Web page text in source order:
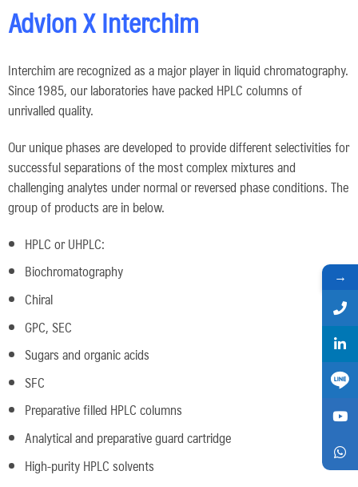
Advion X Interchim
Interchim are recognized as a major player in liquid chromatography.
Since 1985, our laboratories have packed HPLC columns of
unrivalled quality.
Our unique phases are developed to provide different selectivities for
successful separations of the most complex mixtures and
challenging analytes under normal or reversed phase conditions. The
group of products are in below.
HPLC or UHPLC:
Biochromatography
Chiral
GPC, SEC
Sugars and organic acids
SFC
Preparative filled HPLC columns
Analytical and preparative guard cartridge
High-purity HPLC solvents
→